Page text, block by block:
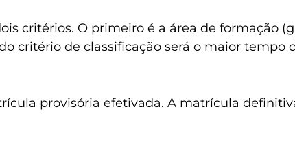
critérios. O primeiro é a área de formação
critério de classificação será o maior tempo
provisória efetivada. A matrícula